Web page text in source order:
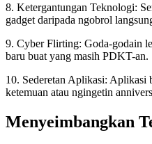
8. Ketergantungan Teknologi:
gadget daripada ngobrol
9. Cyber Flirting: Goda-godain
baru buat yang masih PDKT-an.
10. Sederetan Aplikasi: Aplikasi
ketemuan atau ngingetin
Menyeimbangkan